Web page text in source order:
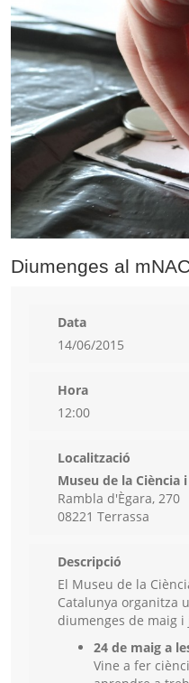
Diumenges al
Data
14/06/2015
Hora
12:00
Localització
Museu de la Ciència
Rambla d'Ègara, 270
08221 Terrassa
Descripció
El Museu de la
Catalunya organitza
diumenges de maig i
24 de maig a
Vine a fer